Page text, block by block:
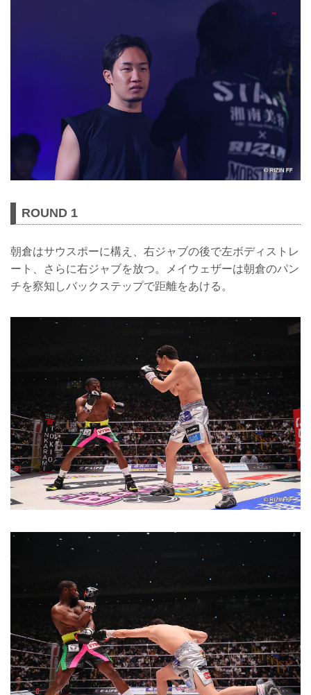
ROUND 1
朝倉はサウスポーに構え、右ジャブの後で左ボディストレ
ート、さらに右ジャブを放つ。メイウェザーは朝倉のパン
チを察知しバックステップで距離をあける。